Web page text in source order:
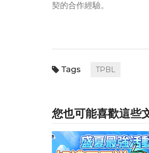
契的合作經驗。
TPBL
您也可能喜歡這些